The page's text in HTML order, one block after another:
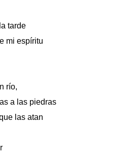
tarde
mi espíritu
río,
a las piedras
las atan